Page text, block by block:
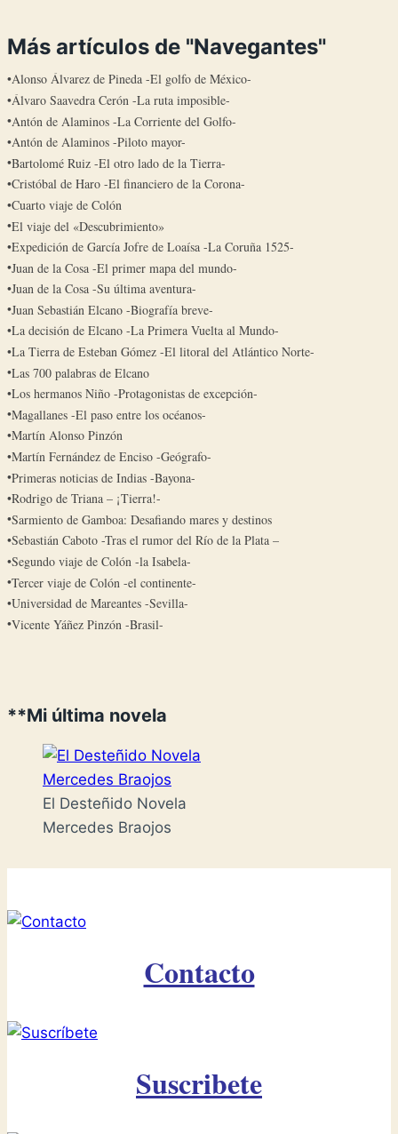
Más artículos de "Navegantes"
Alonso Álvarez de Pineda -El golfo de México-
Álvaro Saavedra Cerón -La ruta imposible-
Antón de Alaminos -La Corriente del Golfo-
Antón de Alaminos -Piloto mayor-
Bartolomé Ruiz -El otro lado de la Tierra-
Cristóbal de Haro -El financiero de la Corona-
Cuarto viaje de Colón
El viaje del «Descubrimiento»
Expedición de García Jofre de Loaísa -La Coruña 1525-
Juan de la Cosa -El primer mapa del mundo-
Juan de la Cosa -Su última aventura-
Juan Sebastián Elcano -Biografía breve-
La decisión de Elcano -La Primera Vuelta al Mundo-
La Tierra de Esteban Gómez -El litoral del Atlántico Norte-
Las 700 palabras de Elcano
Los hermanos Niño -Protagonistas de excepción-
Magallanes -El paso entre los océanos-
Martín Alonso Pinzón
Martín Fernández de Enciso -Geógrafo-
Primeras noticias de Indias -Bayona-
Rodrigo de Triana – ¡Tierra!-
Sarmiento de Gamboa: Desafiando mares y destinos
Sebastián Caboto -Tras el rumor del Río de la Plata –
Segundo viaje de Colón -la Isabela-
Tercer viaje de Colón -el continente-
Universidad de Mareantes -Sevilla-
Vicente Yáñez Pinzón -Brasil-
**Mi última novela
El Desteñido Novela
Mercedes Braojos
Contacto
Suscribete